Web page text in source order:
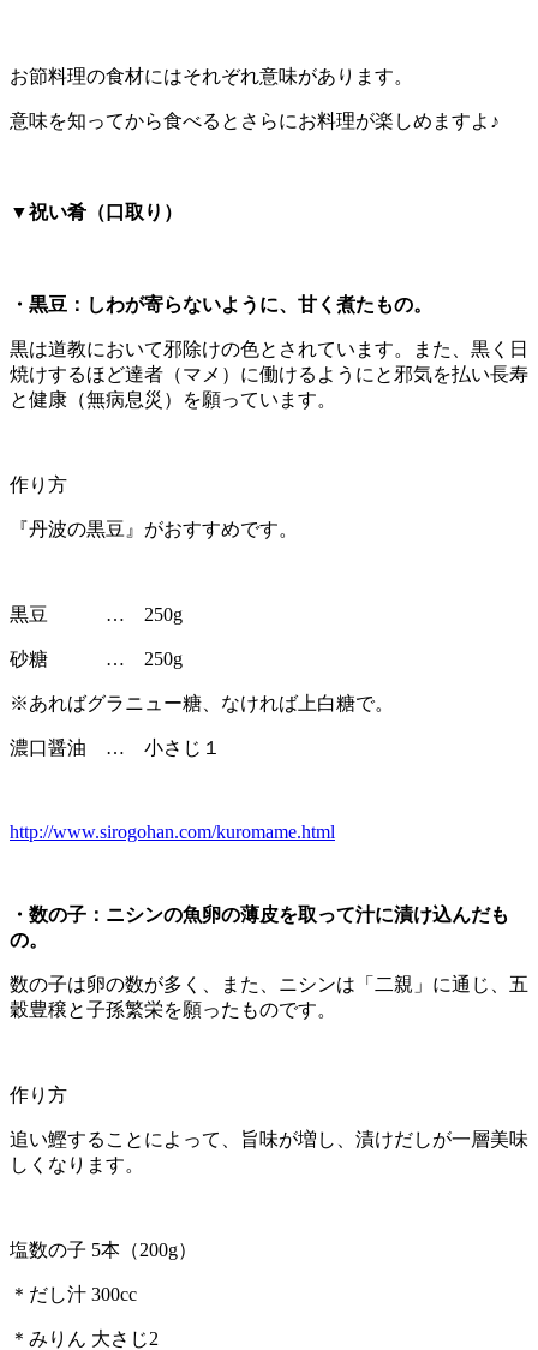
お節料理の食材にはそれぞれ意味があります。
意味を知ってから食べるとさらにお料理が楽しめますよ♪
▼祝い肴（口取り）
・黒豆：しわが寄らないように、甘く煮たもの。
黒は道教において邪除けの色とされています。また、黒く日
焼けするほど達者（マメ）に働けるようにと邪気を払い長寿
と健康（無病息災）を願っています。
作り方
『丹波の黒豆』がおすすめです。
黒豆 … 250g
砂糖 … 250g
※あればグラニュー糖、なければ上白糖で。
濃口醤油 … 小さじ１
http://www.sirogohan.com/kuromame.html
・数の子：ニシンの魚卵の薄皮を取って汁に漬け込んだも
の。
数の子は卵の数が多く、また、ニシンは「二親」に通じ、五
穀豊穣と子孫繁栄を願ったものです。
作り方
追い鰹することによって、旨味が増し、漬けだしが一層美味
しくなります。
塩数の子 5本（200g）
＊だし汁 300cc
＊みりん 大さじ2